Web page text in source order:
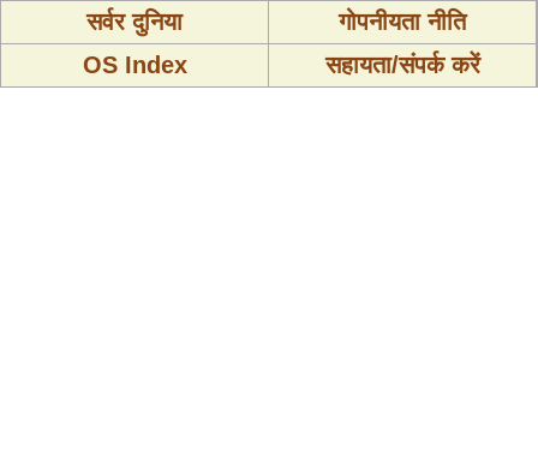
सर्वर दुनिया
गोपनीयता नीति
OS Index
सहायता/संपर्क करें